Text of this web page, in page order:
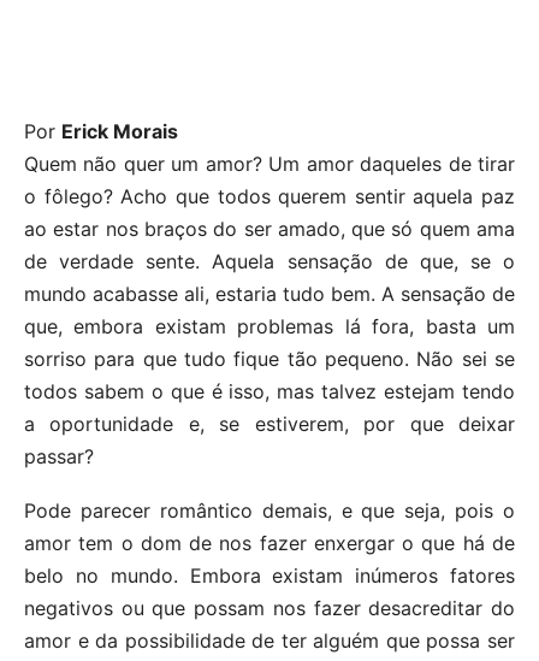
Por Erick Morais
Quem não quer um amor? Um amor daqueles de tirar
o fôlego? Acho que todos querem sentir aquela paz
ao estar nos braços do ser amado, que só quem ama
de verdade sente. Aquela sensação de que, se o
mundo acabasse ali, estaria tudo bem. A sensação de
que, embora existam problemas lá fora, basta um
sorriso para que tudo fique tão pequeno. Não sei se
todos sabem o que é isso, mas talvez estejam tendo
a oportunidade e, se estiverem, por que deixar
passar?
Pode parecer romântico demais, e que seja, pois o
amor tem o dom de nos fazer enxergar o que há de
belo no mundo. Embora existam inúmeros fatores
negativos ou que possam nos fazer desacreditar do
amor e da possibilidade de ter alguém que possa ser